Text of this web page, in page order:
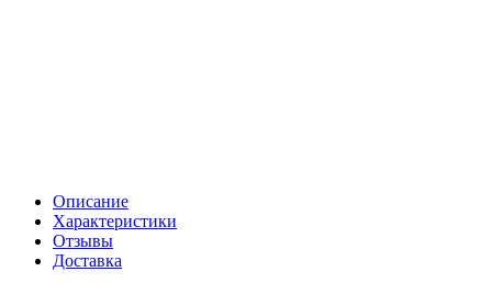
Описание
Характеристики
Отзывы
Доставка